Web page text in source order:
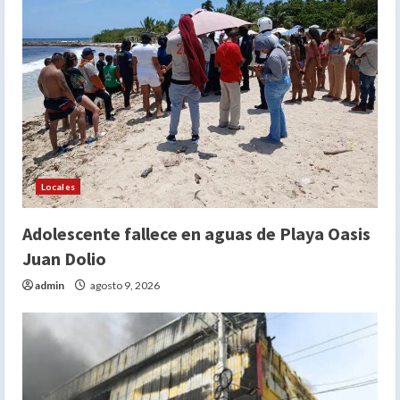
Locales
Adolescente fallece en aguas de Playa Oasis
Juan Dolio
admin agosto 9, 2026